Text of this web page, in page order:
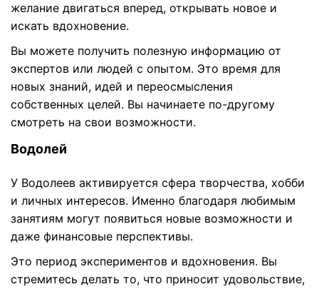
желание двигаться вперед, открывать новое и
искать вдохновение.
Вы можете получить полезную информацию от
экспертов или людей с опытом. Это время для
новых знаний, идей и переосмысления
собственных целей. Вы начинаете по-другому
смотреть на свои возможности.
Водолей
У Водолеев активируется сфера творчества, хобби
и личных интересов. Именно благодаря любимым
занятиям могут появиться новые возможности и
даже финансовые перспективы.
Это период экспериментов и вдохновения. Вы
стремитесь делать то, что приносит удовольствие,